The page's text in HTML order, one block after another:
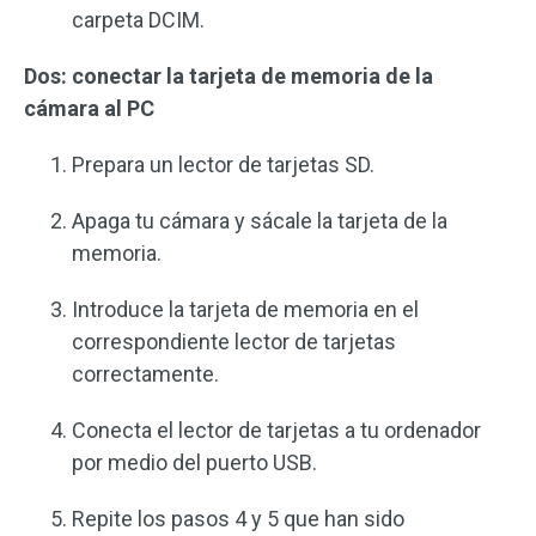
carpeta DCIM.
Dos: conectar la tarjeta de memoria de la
cámara al PC
Prepara un lector de tarjetas SD.
Apaga tu cámara y sácale la tarjeta de la
memoria.
Introduce la tarjeta de memoria en el
correspondiente lector de tarjetas
correctamente.
Conecta el lector de tarjetas a tu ordenador
por medio del puerto USB.
Repite los pasos 4 y 5 que han sido